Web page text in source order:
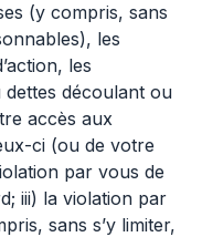
(y compris, sans
les
les
découlant ou
accès aux
ci (ou de votre
par vous de
iii) la violation par
sans s’y limiter,